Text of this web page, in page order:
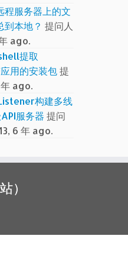
程服务器上的文
到本地？ 提问人
ago.
提取
用的安装包提
ago.
构建多线
服务器 提问
6 年 ago.
）